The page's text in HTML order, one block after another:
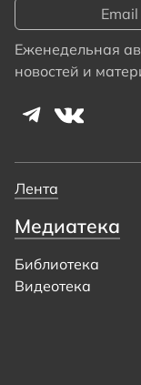
Еженедельная
новостей и
Лента
Медиатека
Библиотека
Видеотека